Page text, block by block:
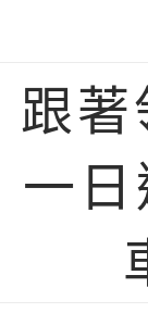
跟著
一